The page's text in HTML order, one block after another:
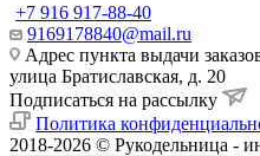
+7 916 917-88-40
9169178840@mail.ru
Адрес пункта выдачи
улица Братиславская, д. 20
Подписаться на рассылку
Политика
2018-2026 © Рукодельница -